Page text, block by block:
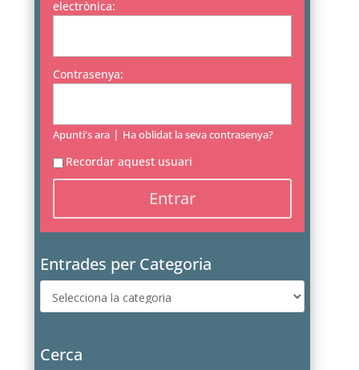
electrònica:
Contrasenya:
Apunti's ara | Ha oblidat la seva contrasenya?
Recordar aquest usuari
Entrades per Categoria
per
Cerca